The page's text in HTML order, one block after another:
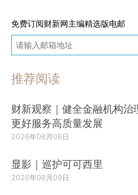
免费订阅财新网主编精选版电邮
推荐阅读
财新观察｜健全金融机构治
更好服务高质量发展
2026年08月08日
显影｜巡护可可西里
2026年08月09日